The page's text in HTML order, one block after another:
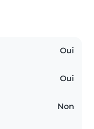
Oui
Oui
Non